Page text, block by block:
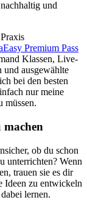
und
Premium Pass
Klassen, Live-
und ausgewählte
bei den besten
nur meine
müssen.
machen
ob du schon
unterrichten? Wenn
trauen sie es dir
Ideen zu entwickeln
lernen.